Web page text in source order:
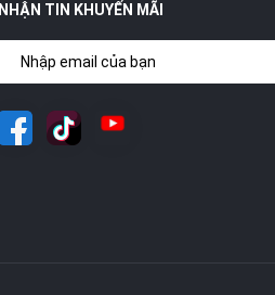
NHẬN TIN KHUYẾN MÃI